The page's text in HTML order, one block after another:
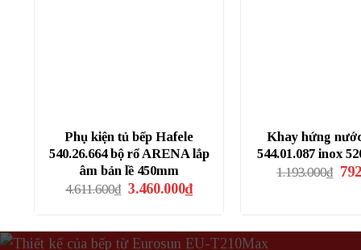
Phụ kiện tủ bếp Hafele
540.26.664 bộ rổ ARENA lắp
âm bản lề 450mm
4.611.600₫ Giá
3.460.000₫Giá
hiện
3.460.000₫.
Khay hứng
544.01.087 inox
1.193.000₫ Giá